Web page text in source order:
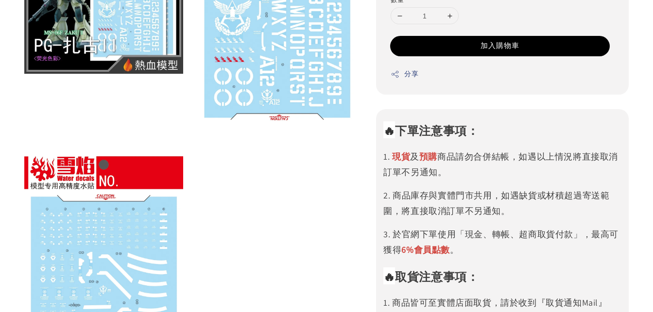
加入購物車
分享
🔥下單注意事項：
1. 現貨及預購商品請勿合併結帳，如遇以上情況將直接取消
訂單不另通知。
2. 商品庫存與實體門市共用，如遇缺貨或材積超過寄送範
圍，將直接取消訂單不另通知。
3. 於官網下單使用「現金、轉帳、超商取貨付款」，最高可
獲得6%會員點數。
🔥取貨注意事項：
1. 商品皆可至實體店面取貨，請於收到『取貨通知Mail』